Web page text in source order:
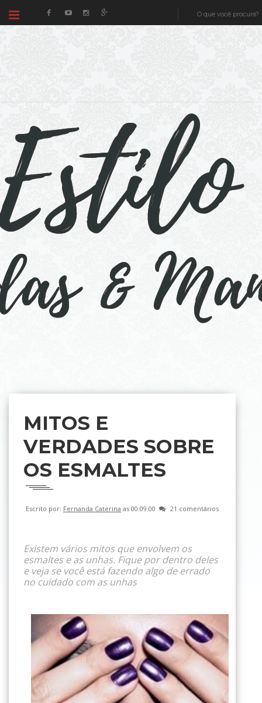
MITOS E
VERDADES SOBRE
OS ESMALTES
Escrito por: Fernanda Caterina as 00:09:00 21 comentários
Existem vários mitos que envolvem os
esmaltes e as unhas. Fique por dentro deles
e veja se você está fazendo algo de errado
no cuidado com as unhas